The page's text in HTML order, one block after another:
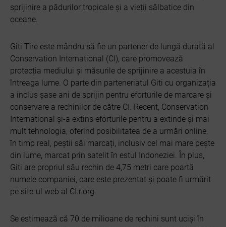
sprijinire a pădurilor tropicale și a vieții sălbatice din
oceane.
Giti Tire este mândru să fie un partener de lungă durată al
Conservation International (CI), care promovează
protecția mediului și măsurile de sprijinire a acestuia în
întreaga lume. O parte din parteneriatul Giti cu organizația
a inclus șase ani de sprijin pentru eforturile de marcare și
conservare a rechinilor de către CI. Recent, Conservation
International și-a extins eforturile pentru a extinde și mai
mult tehnologia, oferind posibilitatea de a urmări online,
în timp real, peștii săi marcați, inclusiv cel mai mare pește
din lume, marcat prin satelit în estul Indoneziei. În plus,
Giti are propriul său rechin de 4,75 metri care poartă
numele companiei, care este prezentat și poate fi urmărit
pe site-ul web al CI.r.org.
Se estimează că 70 de milioane de rechini sunt uciși în